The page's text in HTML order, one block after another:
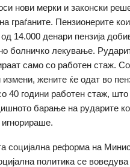
нови мерки и законски
граѓаните. Пензионерите
14.000 денари пензија
болничко лекување.
само со работен стаж.
измени, жените ќе одат во
40 години работен стаж,
барање на рударите
социјална реформа на
политика се